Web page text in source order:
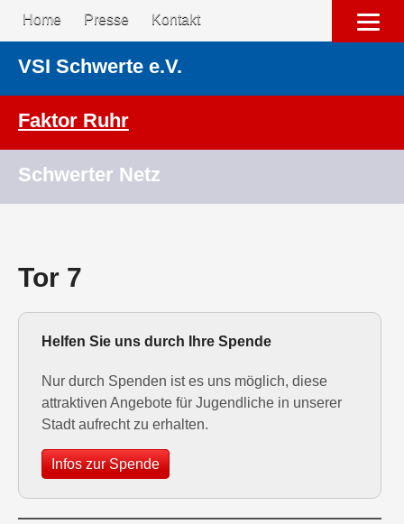
VSI Schwerte e.V.
Faktor Ruhr
Schwerter Netz
Home Presse Kontakt
Tor 7
Helfen Sie uns durch Ihre Spende
Nur durch Spenden ist es uns möglich, diese
attraktiven Angebote für Jugendliche in unserer
Stadt aufrecht zu erhalten.
Infos zur Spende